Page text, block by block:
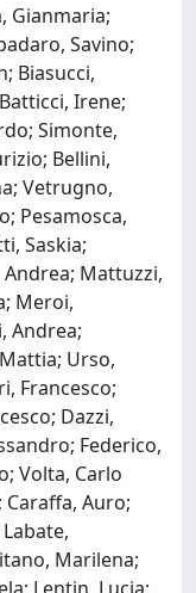
Gianmaria;
Savino;
Biasucci,
Irene;
Simonte,
Bellini,
Vetrugno,
Pesamosca,
Saskia;
Mattuzzi,
Meroi,
Andrea;
Urso,
Francesco;
Dazzi,
Federico,
Volta, Carlo
Auro;
Marilena;